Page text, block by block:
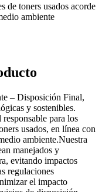
de toners usados acorde
ambiente
– Disposición Final,
y sostenibles.
para los
usados, en línea con
ambiente.Nuestra
manejados y
evitando impactos
regulaciones
el impacto